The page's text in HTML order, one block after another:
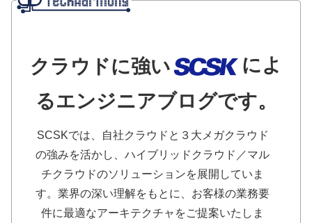
クラウドに強い
によ
るエンジニアブログです。
SCSKでは、自社クラウドと３大メガクラウド
の強みを活かし、ハイブリッドクラウド／マル
チクラウドのソリューションを展開していま
す。業界の深い理解をもとに、お客様の業務要
件に最適なアーキテクチャをご提案いたしま